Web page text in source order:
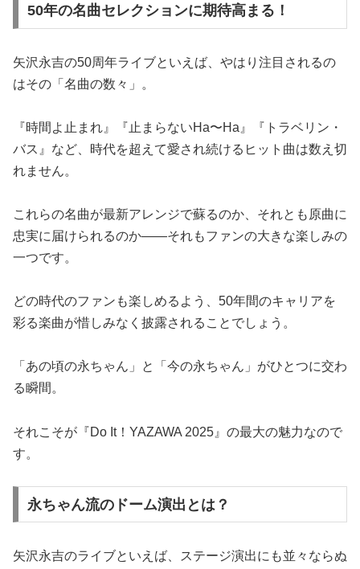
50年の名曲セレクションに期待高まる！
矢沢永吉の50周年ライブといえば、やはり注目されるの
はその「名曲の数々」。
『時間よ止まれ』『止まらないHa〜Ha』『トラベリン・
バス』など、時代を超えて愛され続けるヒット曲は数え切
れません。
これらの名曲が最新アレンジで蘇るのか、それとも原曲に
忠実に届けられるのか——それもファンの大きな楽しみの
一つです。
どの時代のファンも楽しめるよう、50年間のキャリアを
彩る楽曲が惜しみなく披露されることでしょう。
「あの頃の永ちゃん」と「今の永ちゃん」がひとつに交わ
る瞬間。
それこそが『Do It！YAZAWA 2025』の最大の魅力なので
す。
永ちゃん流のドーム演出とは？
矢沢永吉のライブといえば、ステージ演出にも並々ならぬ